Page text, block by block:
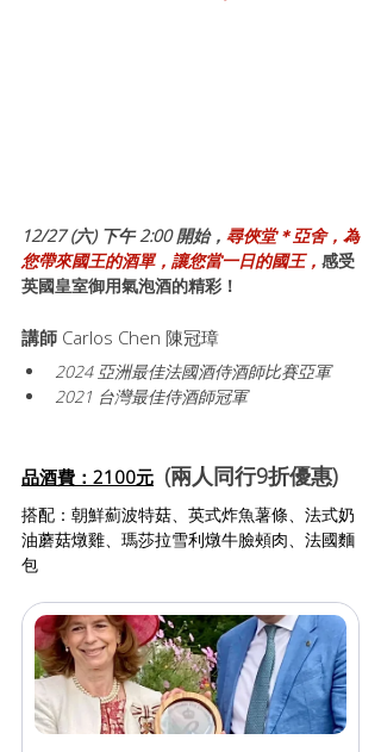
12/27 (六) 下午 2:00 開始， 尋俠堂＊亞舍，為
您帶來國王的酒單，讓您當一日的國王， 感受
英國皇室御用氣泡酒的精彩！
講師 Carlos Chen 陳冠璋
2024 亞洲最佳法國酒侍酒師比賽亞軍
2021 台灣最佳侍酒師冠軍
品酒費：2100元 (兩人同行9折優惠)
搭配：朝鮮薊波特菇、英式炸魚薯條、法式奶
油蘑菇燉雞、瑪莎拉雪利燉牛臉頰肉、法國麵
包